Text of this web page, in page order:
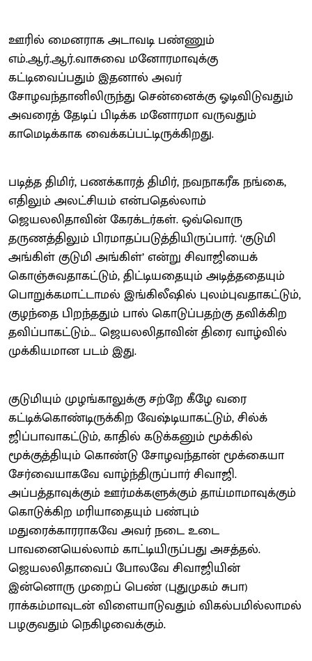
ஊரில் மைனராக அடாவடி பண்ணும்
எம்.ஆர்.ஆர்.வாசுவை மனோரமாவுக்கு
கட்டிவைப்பதும் இதனால் அவர்
சோழவந்தானிலிருந்து சென்னைக்கு ஓடிவிடுவதும்
அவரைத் தேடிப் பிடிக்க மனோரமா வருவதும்
காமெடிக்காக வைக்கப்பட்டிருக்கிறது.
படித்த திமிர், பணக்காரத் திமிர், நவநாகரீக நங்கை,
எதிலும் அலட்சியம் என்பதெல்லாம்
ஜெயலலிதாவின் கேரக்டர்கள். ஒவ்வொரு
தருணத்திலும் பிரமாதப்படுத்தியிருப்பார். ‘குடுமி
அங்கிள் குடுமி அங்கிள்’ என்று சிவாஜியைக்
கொஞ்சுவதாகட்டும், திட்டியதையும் அடித்ததையும்
பொறுக்கமாட்டாமல் இங்கிலீஷில் புலம்புவதாகட்டும்,
குழந்தை பிறந்ததும் பால் கொடுப்பதற்கு தவிக்கிற
தவிப்பாகட்டும்... ஜெயலலிதாவின் திரை வாழ்வில்
முக்கியமான படம் இது.
குடுமியும் முழங்காலுக்கு சற்றே கீழே வரை
கட்டிக்கொண்டிருக்கிற வேஷ்டியாகட்டும், சில்க்
ஜிப்பாவாகட்டும், காதில் கடுக்கனும் மூக்கில்
மூக்குத்தியும் கொண்டு சோழவந்தான் மூக்கையா
சேர்வையாகவே வாழ்ந்திருப்பார் சிவாஜி.
அப்பத்தாவுக்கும் ஊர்மக்களுக்கும் தாய்மாமாவுக்கும்
கொடுக்கிற மரியாதையும் பண்பும்
மதுரைக்காரராகவே அவர் நடை உடை
பாவனையெல்லாம் காட்டியிருப்பது அசத்தல்.
ஜெயலலிதாவைப் போலவே சிவாஜியின்
இன்னொரு முறைப் பெண் (புதுமுகம் சுபா)
ராக்கம்மாவுடன் விளையாடுவதும் விகல்பமில்லாமல்
பழகுவதும் நெகிழவைக்கும்.